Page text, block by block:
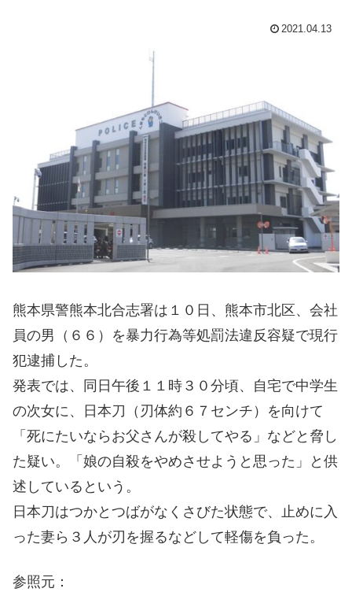
2021.04.13
熊本県警熊本北合志署は１０日、熊本市北区、会社
員の男（６６）を暴力行為等処罰法違反容疑で現行
犯逮捕した。
発表では、同日午後１１時３０分頃、自宅で中学生
の次女に、日本刀（刃体約６７センチ）を向けて
「死にたいならお父さんが殺してやる」などと脅し
た疑い。「娘の自殺をやめさせようと思った」と供
述しているという。
日本刀はつかとつばがなくさびた状態で、止めに入
った妻ら３人が刃を握るなどして軽傷を負った。
参照元：